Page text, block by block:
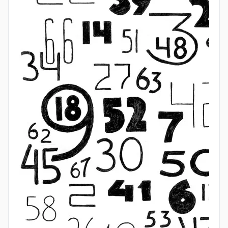
формула
Задача №14 Московского папируса посвящена
вычислению объёма усечённой пирамиды с
квадратным основанием. Египтяне использовали
формулу, которая в современных обозначениях
выглядит так:
V = h/3 · (a² + ab + b²),
где a и b — стороны оснований, а h — высота.
Это удивительно точное и нетривиальное
достижение: формула верна, и её вывод требует
немалой геометрической интуиции. До сих пор
неясно, как египтяне её получили, но сам факт её
использования говорит о высоком уровне их
математических представлений. Эта формула
встречается в античных источниках значительно
позже; близкие вычислительные приёмы можно
найти, например, в трудах Герона